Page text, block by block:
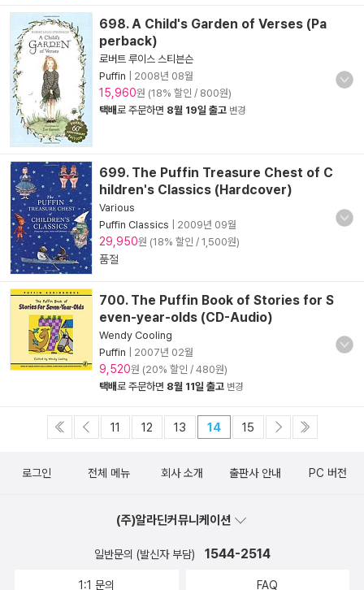
698. A Child's Garden of Verses (Pa
perback)
로버트 루이스 스티븐슨
Puffin
2008년 08월
15,960원 (18% 할인 / 800원)
택배로 주문하면 8월 19일 출고 변경
699. The Puffin Treasure Chest of C
hildren's Classics (Hardcover)
Various
Puffin Classics
2009년 09월
29,950원 (18% 할인 / 1,500원)
품절
700. The Puffin Book of Stories for S
even-year-olds (CD-Audio)
Wendy Cooling
Puffin
2007년 02월
9,520원 (20% 할인 / 480원)
택배로 주문하면 8월 11일 출고 변경
11 12 13 14 15
로그인 전체 메뉴 회사 소개 출판사 안내 PC 버전
(주)알라딘커뮤니케이션
일반문의 (발신자 부담) 1544-2514
1:1 문의 FAQ